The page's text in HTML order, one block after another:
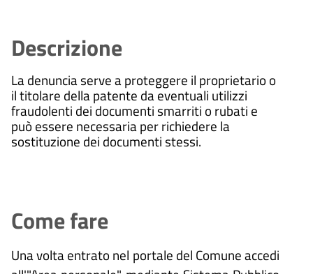
Descrizione
La denuncia serve a proteggere il proprietario o
il titolare della patente da eventuali utilizzi
fraudolenti dei documenti smarriti o rubati e
può essere necessaria per richiedere la
sostituzione dei documenti stessi.
Come fare
Una volta entrato nel portale del Comune accedi